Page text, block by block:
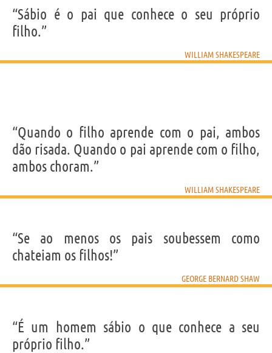
“Sábio é o pai que conhece o seu próprio
filho.”
WILLIAM SHAKESPEARE
“Quando o filho aprende com o pai, ambos
dão risada. Quando o pai aprende com o filho,
ambos choram.”
WILLIAM SHAKESPEARE
“Se ao menos os pais soubessem como
chateiam os filhos!”
GEORGE BERNARD SHAW
“É um homem sábio o que conhece a seu
próprio filho.”